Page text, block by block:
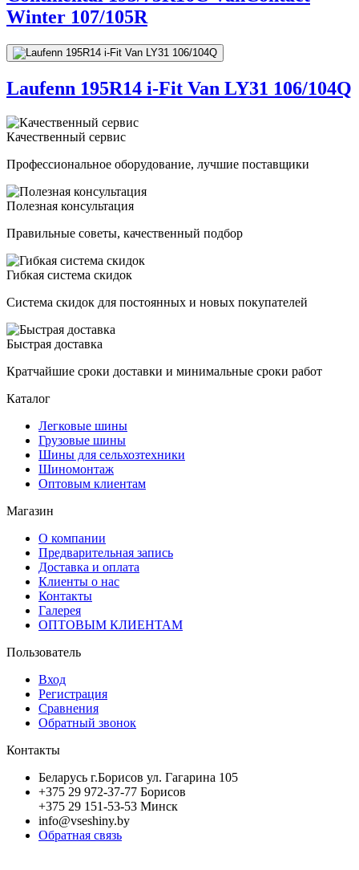
Winter 107/105R
Laufenn 195R14 i-Fit Van LY31 106/104Q
Качественный сервис
Профессиональное оборудование, лучшие поставщики
Полезная консультация
Правильные советы, качественный подбор
Гибкая система скидок
Система скидок для постоянных и новых покупателей
Быстрая доставка
Кратчайшие сроки доставки и минимальные сроки работ
Каталог
Легковые шины
Грузовые шины
Шины для сельхозтехники
Шиномонтаж
Оптовым клиентам
Магазин
О компании
Предварительная запись
Доставка и оплата
Клиенты о нас
Контакты
Галерея
ОПТОВЫМ КЛИЕНТАМ
Пользователь
Вход
Регистрация
Сравнения
Обратный звонок
Контакты
Беларусь г.Борисов ул. Гагарина 105
+375 29 972-37-77 Борисов
+375 29 151-53-53 Минск
info@vseshiny.by
Обратная связь